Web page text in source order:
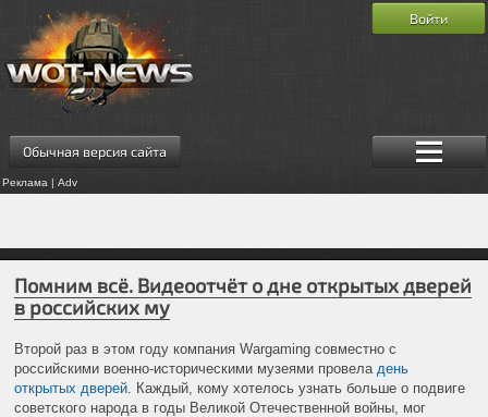
Обычная версия сайта
Реклама | Adv
Войти
Помним всё. Видеоотчёт о дне открытых дверей
в российских му
Второй раз в этом году компания Wargaming совместно с
российскими военно-историческими музеями провела день
открытых дверей . Каждый, кому хотелось узнать больше о подвиге
советского народа в годы Великой Отечественной войны, мог